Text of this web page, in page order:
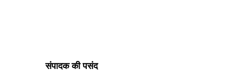
संपादक की पसंद